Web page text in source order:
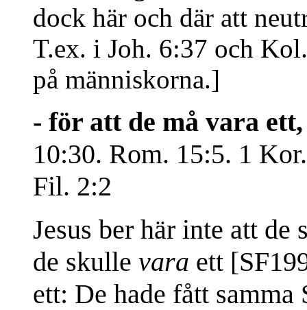
dock här och där att
T.ex. i Joh. 6:37 och
på människorna.]
- för att de må vara
10:30. Rom. 15:5. 1
Fil. 2:2
Jesus ber här inte att de
de skulle vara ett
ett: De hade fått samma